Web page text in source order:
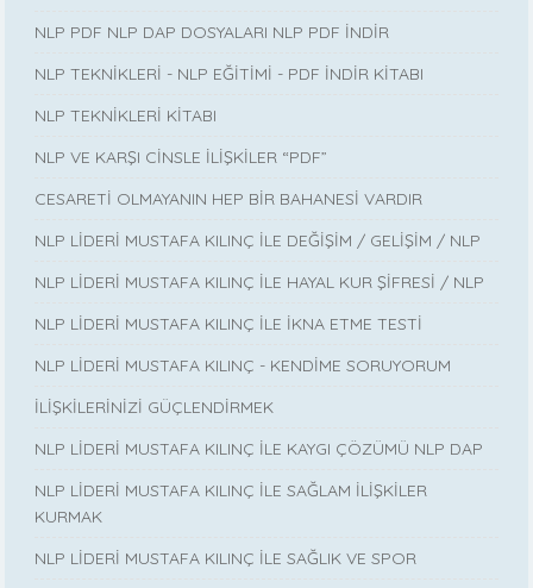
NLP PDF NLP DAP DOSYALARI NLP PDF İNDİR
NLP TEKNİKLERİ - NLP EĞİTİMİ - PDF İNDİR KİTABI
NLP TEKNİKLERİ KİTABI
NLP VE KARŞI CİNSLE İLİŞKİLER “PDF”
CESARETİ OLMAYANIN HEP BİR BAHANESİ VARDIR
NLP LİDERİ MUSTAFA KILINÇ İLE DEĞİŞİM / GELİŞİM / NLP
NLP LİDERİ MUSTAFA KILINÇ İLE HAYAL KUR ŞİFRESİ / NLP
NLP LİDERİ MUSTAFA KILINÇ İLE İKNA ETME TESTİ
NLP LİDERİ MUSTAFA KILINÇ - KENDİME SORUYORUM
İLİŞKİLERİNİZİ GÜÇLENDİRMEK
NLP LİDERİ MUSTAFA KILINÇ İLE KAYGI ÇÖZÜMÜ NLP DAP
NLP LİDERİ MUSTAFA KILINÇ İLE SAĞLAM İLİŞKİLER
KURMAK
NLP LİDERİ MUSTAFA KILINÇ İLE SAĞLIK VE SPOR